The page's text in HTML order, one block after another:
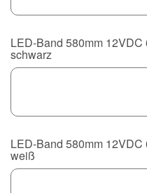
LED-Band 580mm
schwarz
LED-Band 580mm
weiß